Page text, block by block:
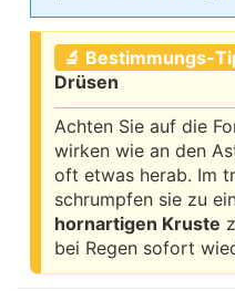
🔬 Bestimmungs-
Drüsen
Achten Sie auf die
wirken wie an den
oft etwas herab. Im
schrumpfen sie zu
hornartigen Kruste
bei Regen sofort